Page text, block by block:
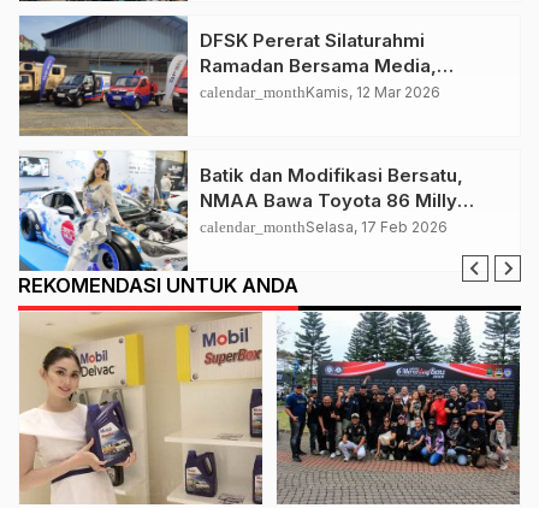
DFSK Pererat Silaturahmi
Ramadan Bersama Media,
Tampilkan Super Cab Modifikasi
calendar_monthKamis, 12 Mar 2026
Batik dan Modifikasi Bersatu,
NMAA Bawa Toyota 86 Milly
Osaka Auto Messe
calendar_monthSelasa, 17 Feb 2026
REKOMENDASI UNTUK ANDA